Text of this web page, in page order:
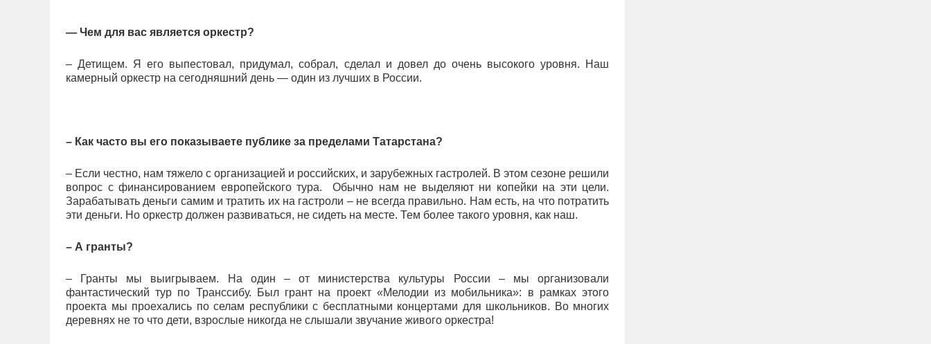
— Чем для вас является оркестр?
– Детищем. Я его выпестовал, придумал, собрал, сделал и довел до очень высокого уровня. Наш
камерный оркестр на сегодняшний день — один из лучших в России.
– Как часто вы его показываете публике за пределами Татарстана?
– Если честно, нам тяжело с организацией и российских, и зарубежных гастролей. В этом сезоне решили
вопрос с финансированием европейского тура. Обычно нам не выделяют ни копейки на эти цели.
Зарабатывать деньги самим и тратить их на гастроли – не всегда правильно. Нам есть, на что потратить
эти деньги. Но оркестр должен развиваться, не сидеть на месте. Тем более такого уровня, как наш.
– А гранты?
– Гранты мы выигрываем. На один – от министерства культуры России – мы организовали
фантастический тур по Транссибу. Был грант на проект «Мелодии из мобильника»: в рамках этого
проекта мы проехались по селам республики с бесплатными концертами для школьников. Во многих
деревнях не то что дети, взрослые никогда не слышали звучание живого оркестра!